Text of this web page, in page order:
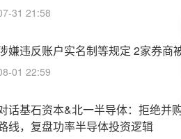
31 21:58
嫌违反账户实名制等规定 2家券商
01 22:59
话基石资本&北一半导体：拒绝并
线，复盘功率半导体投资逻辑